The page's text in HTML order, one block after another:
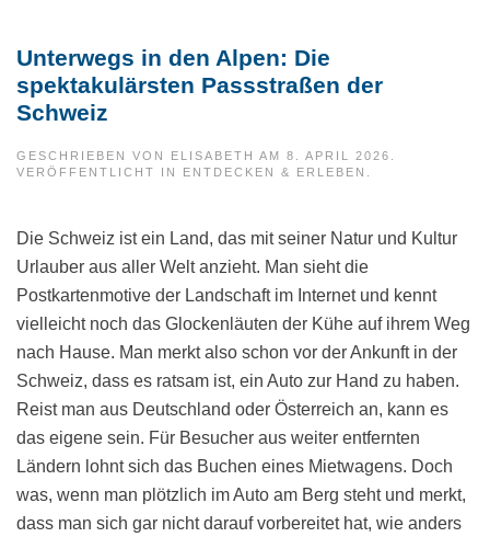
Unterwegs in den Alpen: Die
spektakulärsten Passstraßen der
Schweiz
GESCHRIEBEN VON ELISABETH AM 8. APRIL 2026
VERÖFFENTLICHT IN ENTDECKEN & ERLEBEN
Die Schweiz ist ein Land, das mit seiner Natur und Kultur
Urlauber aus aller Welt anzieht. Man sieht die
Postkartenmotive der Landschaft im Internet und kennt
vielleicht noch das Glockenläuten der Kühe auf ihrem Weg
nach Hause. Man merkt also schon vor der Ankunft in der
Schweiz, dass es ratsam ist, ein Auto zur Hand zu haben.
Reist man aus Deutschland oder Österreich an, kann es
das eigene sein. Für Besucher aus weiter entfernten
Ländern lohnt sich das Buchen eines Mietwagens. Doch
was, wenn man plötzlich im Auto am Berg steht und merkt,
dass man sich gar nicht darauf vorbereitet hat, wie anders